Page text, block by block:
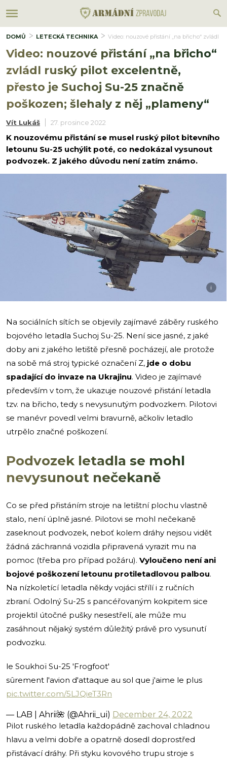
DOMŮ LETECKÁ TECHNIKA Video: nouzové přistání „na břicho“ zvládl
Video: nouzové přistání „na břicho“
zvládl ruský pilot excelentně,
přesto je Suchoj Su-25 značně
poškozen; šlehaly z něj „plameny“
Vít Lukáš 27. prosince 2022
K nouzovému přistání se musel ruský pilot bitevního
letounu Su-25 uchýlit poté, co nedokázal vysunout
podvozek. Z jakého důvodu není zatím známo.
i
Na sociálních sítích se objevily zajímavé záběry ruského
bojového letadla Suchoj Su-25. Není sice jasné, z jaké
doby ani z jakého letiště přesně pocházejí, ale protože
na sobě má stroj typické označení Z, jde o dobu
spadající do invaze na Ukrajinu. Video je zajímavé
především v tom, že ukazuje nouzové přistání letadla
tzv. na břicho, tedy s nevysunutým podvozkem. Pilotovi
se manévr povedl velmi bravurně, ačkoliv letadlo
utrpělo značné poškození.
Podvozek letadla se mohl
nevysunout nečekaně
Co se před přistáním stroje na letištní plochu vlastně
stalo, není úplně jasné. Pilotovi se mohl nečekaně
zaseknout podvozek, neboť kolem dráhy nejsou vidět
žádná záchranná vozidla připravená vyrazit mu na
pomoc (třeba pro případ požáru). Vyloučeno není ani
bojové poškození letounu protiletadlovou palbou.
Na nízkoletící letadla někdy vojáci střílí i z ručních
zbraní. Odolný Su-25 s pancéřovaným kokpitem sice
projektil útočné pušky nesestřelí, ale může mu
zasáhnout nějaký systém důležitý právě pro vysunutí
podvozku.
le Soukhoï Su-25 'Frogfoot'
sûrement l'avion d'attaque au sol que j'aime le plus
pic.twitter.com/5LJQieT3Rn
— LAB | Ahrii🌺 (@Ahrii_ui) December 24, 2022
Pilot ruského letadla každopádně zachoval chladnou
hlavu a velmi dobře a opatrně dosedl doprostřed
přistávací dráhy. Při styku kovového trupu stroje s